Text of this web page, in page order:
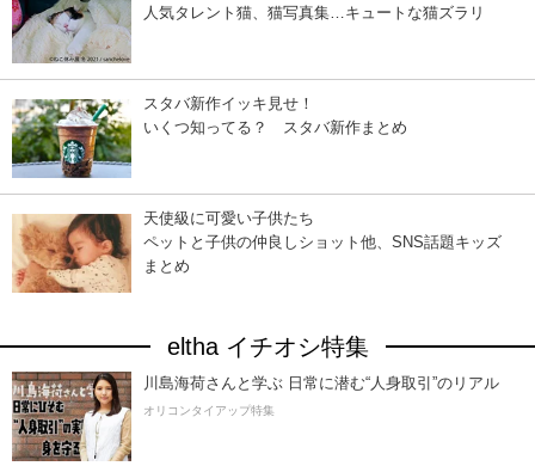
人気タレント猫、猫写真集…キュートな猫ズラリ
スタバ新作イッキ見せ！
いくつ知ってる？ スタバ新作まとめ
天使級に可愛い子供たち
ペットと子供の仲良しショット他、SNS話題キッズ
まとめ
eltha イチオシ特集
川島海荷さんと学ぶ 日常に潜む“人身取引”のリアル
オリコンタイアップ特集